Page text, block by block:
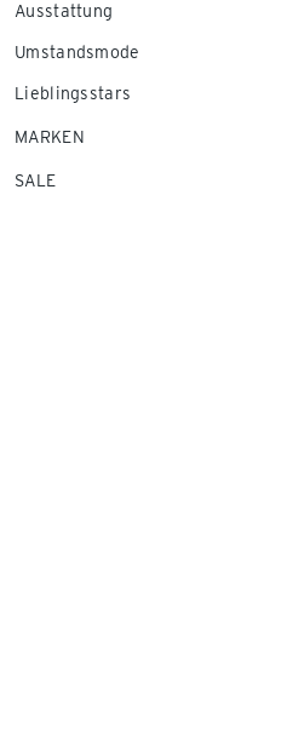
Ausstattung
Umstandsmode
Lieblingsstars
MARKEN
SALE